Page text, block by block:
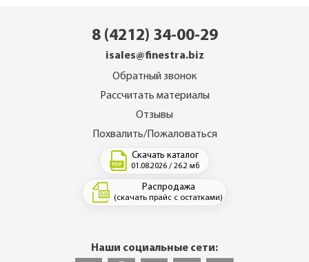
8 (4212) 34-00-29
isales@finestra.biz
Обратный звонок
Рассчитать материалы
Отзывы
Похвалить/Пожаловаться
Скачать каталог
01.08.2026 / 26.2 мб
Распродажа
(скачать прайс с остатками)
Наши социальные сети: